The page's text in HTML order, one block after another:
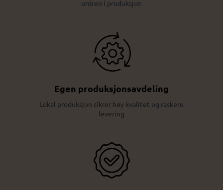
ordren i produksjon
Egen produksjonsavdeling
Lokal produksjon sikrer høy kvalitet og raskere
levering